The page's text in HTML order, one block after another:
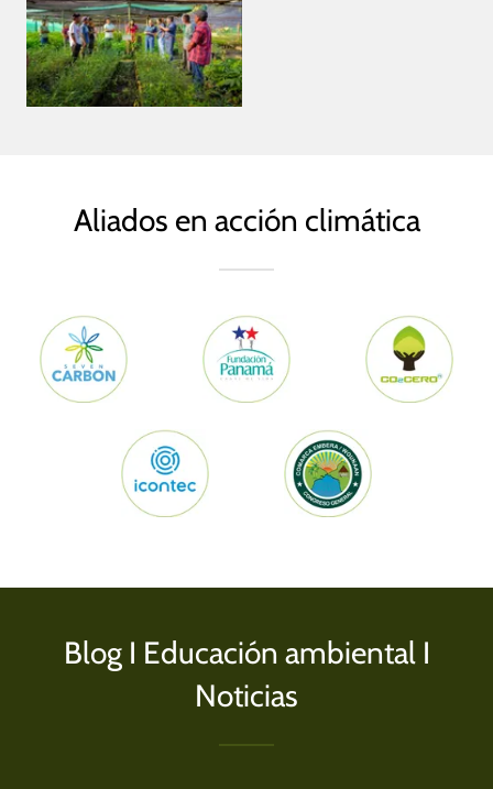
Aliados en acción climática
Blog I Educación ambiental I
Noticias